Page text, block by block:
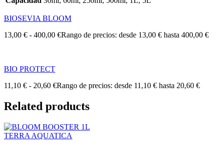
BIOSEVIA BLOOM
13,00 € - 400,00 €Rango de precios: desde 13,00 € hasta 400,00 €
BIO PROTECT
11,10 € - 20,60 €Rango de precios: desde 11,10 € hasta 20,60 €
Related products
TERRA AQUATICA